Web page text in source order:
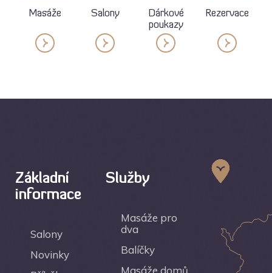
Masáže Salony
Dárkové
poukazy
Rezervace
Základní
informace
Salony
Novinky
Služby
Masáže pro
dva
Balíčky
Masáže domů